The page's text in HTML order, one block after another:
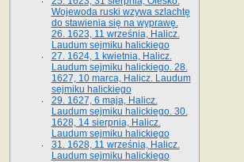
Wojewoda ruski wzywa szlachtę
do stawienia się na wyprawę.
26. 1623, 11 września, Halicz.
Laudum sejmiku halickiego
27. 1624, 1 kwietnia, Halicz.
Laudum sejmiku halickiego. 28.
1627, 10 marca, Halicz. Laudum
sejmiku halickiego
29. 1627, 6 maja, Halicz.
Laudum sejmiku halickiego. 30.
1628, 14 sierpnia, Halicz.
Laudum sejmiku halickiego
31. 1628, 11 września, Halicz.
Laudum sejmiku halickiego